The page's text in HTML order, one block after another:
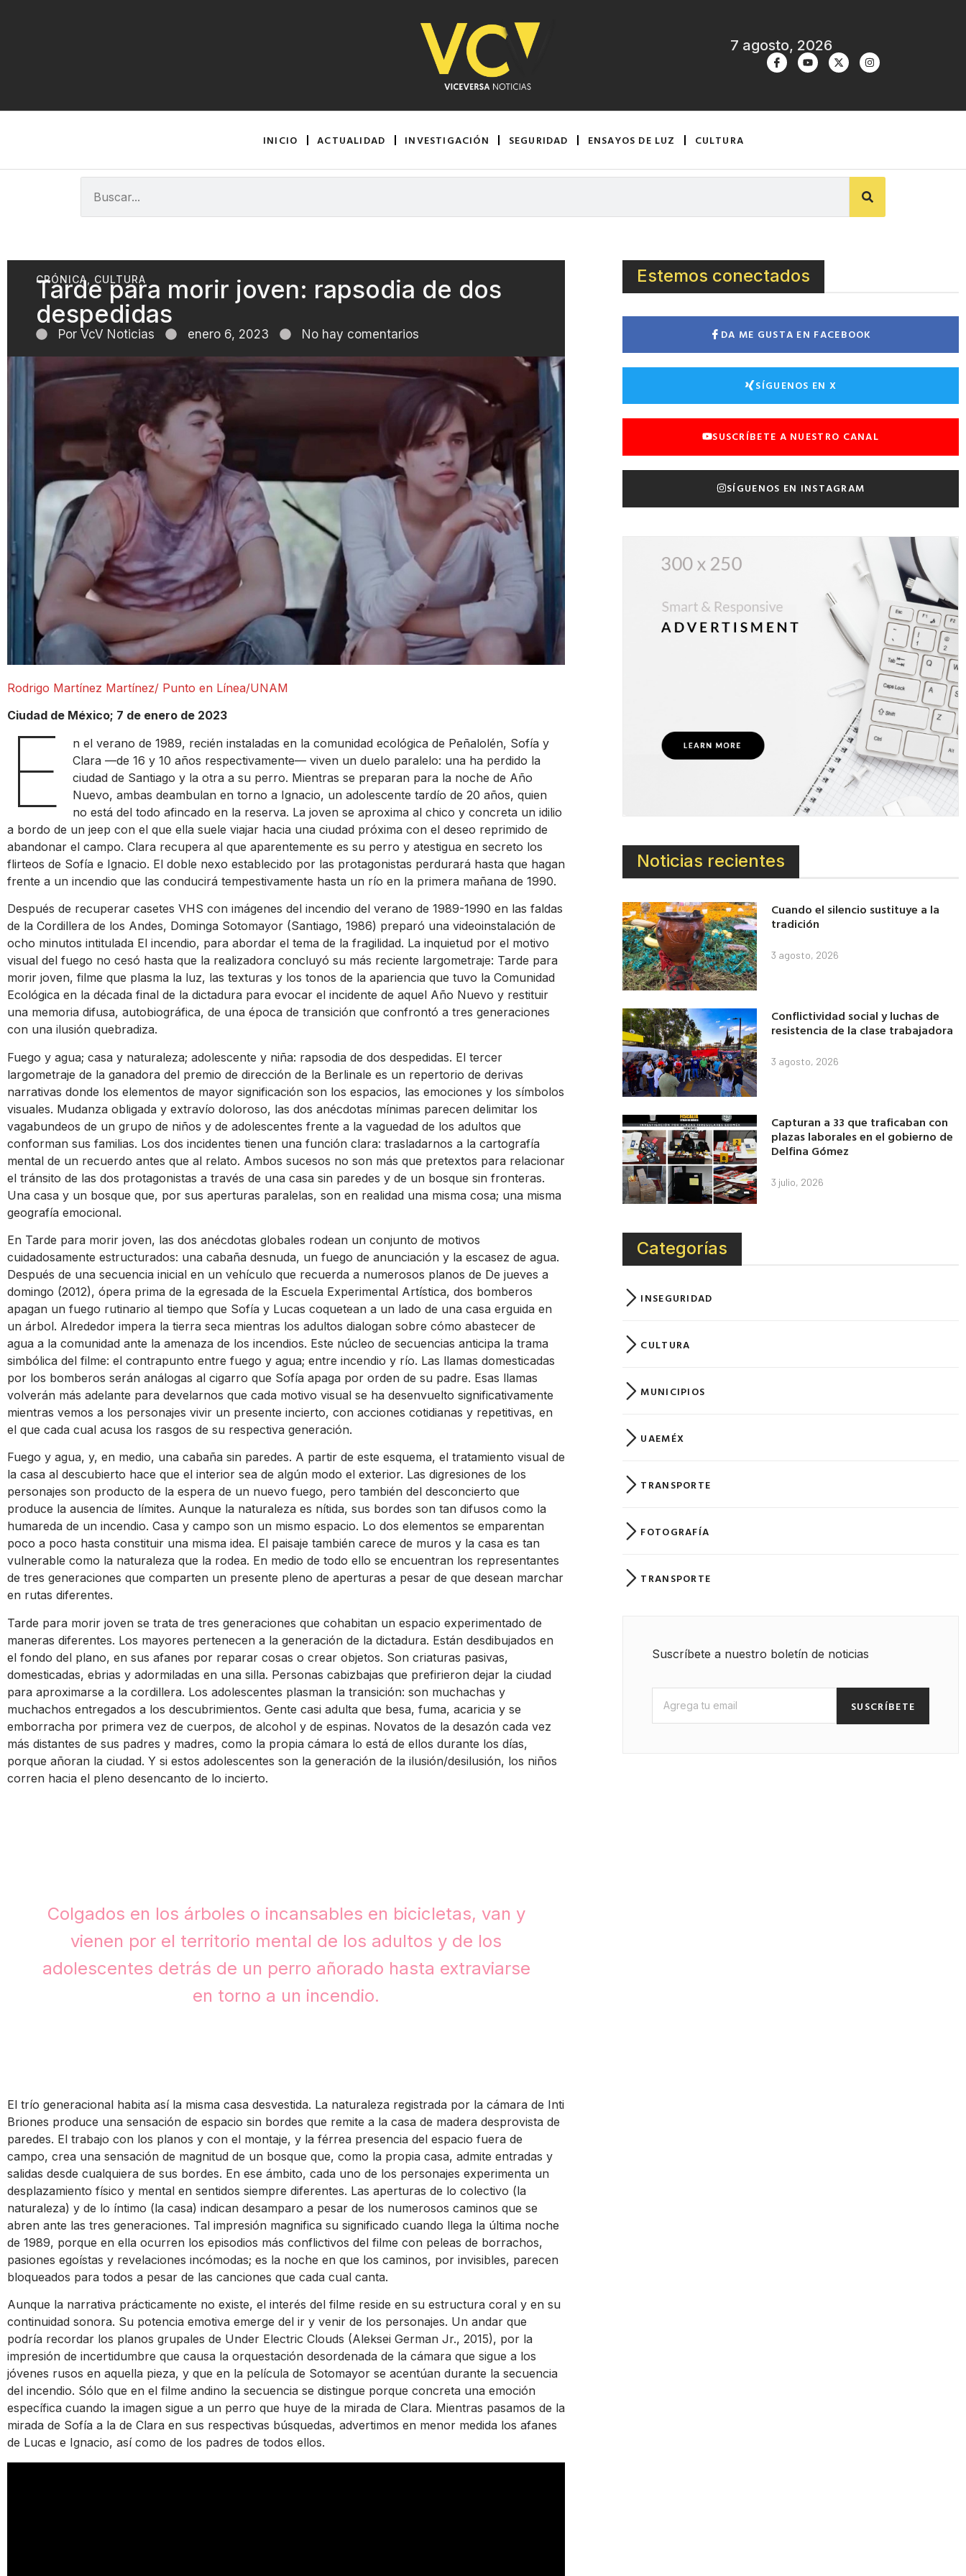
7 agosto, 2026
INICIO ACTUALIDAD INVESTIGACIÓN SEGURIDAD ENSAYOS DE LUZ CULTURA
CRÓNICA CULTURA
Tarde para morir joven: rapsodia de dos
despedidas
Por VcV Noticias enero 6, 2023 No hay comentarios
Rodrigo Martínez Martínez/ Punto en Línea/UNAM
Ciudad de México; 7 de enero de 2023
E
n el verano de 1989, recién instaladas en la comunidad ecológica de Peñalolén, Sofía y
Clara —de 16 y 10 años respectivamente— viven un duelo paralelo: una ha perdido la
ciudad de Santiago y la otra a su perro. Mientras se preparan para la noche de Año
Nuevo, ambas deambulan en torno a Ignacio, un adolescente tardío de 20 años, quien
no está del todo afincado en la reserva. La joven se aproxima al chico y concreta un idilio
a bordo de un jeep con el que ella suele viajar hacia una ciudad próxima con el deseo reprimido de
abandonar el campo. Clara recupera al que aparentemente es su perro y atestigua en secreto los
flirteos de Sofía e Ignacio. El doble nexo establecido por las protagonistas perdurará hasta que hagan
frente a un incendio que las conducirá tempestivamente hasta un río en la primera mañana de 1990.
Después de recuperar casetes VHS con imágenes del incendio del verano de 1989-1990 en las faldas
de la Cordillera de los Andes, Dominga Sotomayor (Santiago, 1986) preparó una videoinstalación de
ocho minutos intitulada El incendio, para abordar el tema de la fragilidad. La inquietud por el motivo
visual del fuego no cesó hasta que la realizadora concluyó su más reciente largometraje: Tarde para
morir joven, filme que plasma la luz, las texturas y los tonos de la apariencia que tuvo la Comunidad
Ecológica en la década final de la dictadura para evocar el incidente de aquel Año Nuevo y restituir
una memoria difusa, autobiográfica, de una época de transición que confrontó a tres generaciones
con una ilusión quebradiza.
Fuego y agua; casa y naturaleza; adolescente y niña: rapsodia de dos despedidas. El tercer
largometraje de la ganadora del premio de dirección de la Berlinale es un repertorio de derivas
narrativas donde los elementos de mayor significación son los espacios, las emociones y los símbolos
visuales. Mudanza obligada y extravío doloroso, las dos anécdotas mínimas parecen delimitar los
vagabundeos de un grupo de niños y de adolescentes frente a la vaguedad de los adultos que
conforman sus familias. Los dos incidentes tienen una función clara: trasladarnos a la cartografía
mental de un recuerdo antes que al relato. Ambos sucesos no son más que pretextos para relacionar
el tránsito de las dos protagonistas a través de una casa sin paredes y de un bosque sin fronteras.
Una casa y un bosque que, por sus aperturas paralelas, son en realidad una misma cosa; una misma
geografía emocional.
En Tarde para morir joven, las dos anécdotas globales rodean un conjunto de motivos
cuidadosamente estructurados: una cabaña desnuda, un fuego de anunciación y la escasez de agua.
Después de una secuencia inicial en un vehículo que recuerda a numerosos planos de De jueves a
domingo (2012), ópera prima de la egresada de la Escuela Experimental Artística, dos bomberos
apagan un fuego rutinario al tiempo que Sofía y Lucas coquetean a un lado de una casa erguida en
un árbol. Alrededor impera la tierra seca mientras los adultos dialogan sobre cómo abastecer de
agua a la comunidad ante la amenaza de los incendios. Este núcleo de secuencias anticipa la trama
simbólica del filme: el contrapunto entre fuego y agua; entre incendio y río. Las llamas domesticadas
por los bomberos serán análogas al cigarro que Sofía apaga por orden de su padre. Esas llamas
volverán más adelante para develarnos que cada motivo visual se ha desenvuelto significativamente
mientras vemos a los personajes vivir un presente incierto, con acciones cotidianas y repetitivas, en
el que cada cual acusa los rasgos de su respectiva generación.
Fuego y agua, y, en medio, una cabaña sin paredes. A partir de este esquema, el tratamiento visual de
la casa al descubierto hace que el interior sea de algún modo el exterior. Las digresiones de los
personajes son producto de la espera de un nuevo fuego, pero también del desconcierto que
produce la ausencia de límites. Aunque la naturaleza es nítida, sus bordes son tan difusos como la
humareda de un incendio. Casa y campo son un mismo espacio. Lo dos elementos se emparentan
poco a poco hasta constituir una misma idea. El paisaje también carece de muros y la casa es tan
vulnerable como la naturaleza que la rodea. En medio de todo ello se encuentran los representantes
de tres generaciones que comparten un presente pleno de aperturas a pesar de que desean marchar
en rutas diferentes.
Tarde para morir joven se trata de tres generaciones que cohabitan un espacio experimentado de
maneras diferentes. Los mayores pertenecen a la generación de la dictadura. Están desdibujados en
el fondo del plano, en sus afanes por reparar cosas o crear objetos. Son criaturas pasivas,
domesticadas, ebrias y adormiladas en una silla. Personas cabizbajas que prefirieron dejar la ciudad
para aproximarse a la cordillera. Los adolescentes plasman la transición: son muchachas y
muchachos entregados a los descubrimientos. Gente casi adulta que besa, fuma, acaricia y se
emborracha por primera vez de cuerpos, de alcohol y de espinas. Novatos de la desazón cada vez
más distantes de sus padres y madres, como la propia cámara lo está de ellos durante los días,
porque añoran la ciudad. Y si estos adolescentes son la generación de la ilusión/desilusión, los niños
corren hacia el pleno desencanto de lo incierto.
Colgados en los árboles o incansables en bicicletas, van y
vienen por el territorio mental de los adultos y de los
adolescentes detrás de un perro añorado hasta extraviarse
en torno a un incendio.
El trío generacional habita así la misma casa desvestida. La naturaleza registrada por la cámara de Inti
Briones produce una sensación de espacio sin bordes que remite a la casa de madera desprovista de
paredes. El trabajo con los planos y con el montaje, y la férrea presencia del espacio fuera de
campo, crea una sensación de magnitud de un bosque que, como la propia casa, admite entradas y
salidas desde cualquiera de sus bordes. En ese ámbito, cada uno de los personajes experimenta un
desplazamiento físico y mental en sentidos siempre diferentes. Las aperturas de lo colectivo (la
naturaleza) y de lo íntimo (la casa) indican desamparo a pesar de los numerosos caminos que se
abren ante las tres generaciones. Tal impresión magnifica su significado cuando llega la última noche
de 1989, porque en ella ocurren los episodios más conflictivos del filme con peleas de borrachos,
pasiones egoístas y revelaciones incómodas; es la noche en que los caminos, por invisibles, parecen
bloqueados para todos a pesar de las canciones que cada cual canta.
Aunque la narrativa prácticamente no existe, el interés del filme reside en su estructura coral y en su
continuidad sonora. Su potencia emotiva emerge del ir y venir de los personajes. Un andar que
podría recordar los planos grupales de Under Electric Clouds (Aleksei German Jr., 2015), por la
impresión de incertidumbre que causa la orquestación desordenada de la cámara que sigue a los
jóvenes rusos en aquella pieza, y que en la película de Sotomayor se acentúan durante la secuencia
del incendio. Sólo que en el filme andino la secuencia se distingue porque concreta una emoción
específica cuando la imagen sigue a un perro que huye de la mirada de Clara. Mientras pasamos de la
mirada de Sofía a la de Clara en sus respectivas búsquedas, advertimos en menor medida los afanes
de Lucas e Ignacio, así como de los padres de todos ellos.
Estemos conectados
DA ME GUSTA EN FACEBOOK
SÍGUENOS EN X
SUSCRÍBETE A NUESTRO CANAL
SÍGUENOS EN INSTAGRAM
Noticias recientes
Cuando el silencio sustituye a la
tradición
3 agosto, 2026
Conflictividad social y luchas de
resistencia de la clase trabajadora
3 agosto, 2026
Capturan a 33 que traficaban con
plazas laborales en el gobierno de
Delfina Gómez
3 julio, 2026
Categorías
INSEGURIDAD
CULTURA
MUNICIPIOS
UAEMÉX
TRANSPORTE
FOTOGRAFÍA
TRANSPORTE
Suscríbete a nuestro boletín de noticias
SUSCRÍBETE